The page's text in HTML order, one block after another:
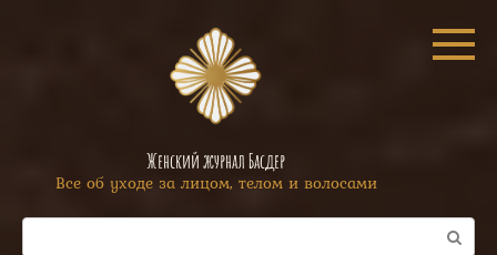
Женский журнал Басдер
Все об уходе за лицом, телом и волосами
Поиск: